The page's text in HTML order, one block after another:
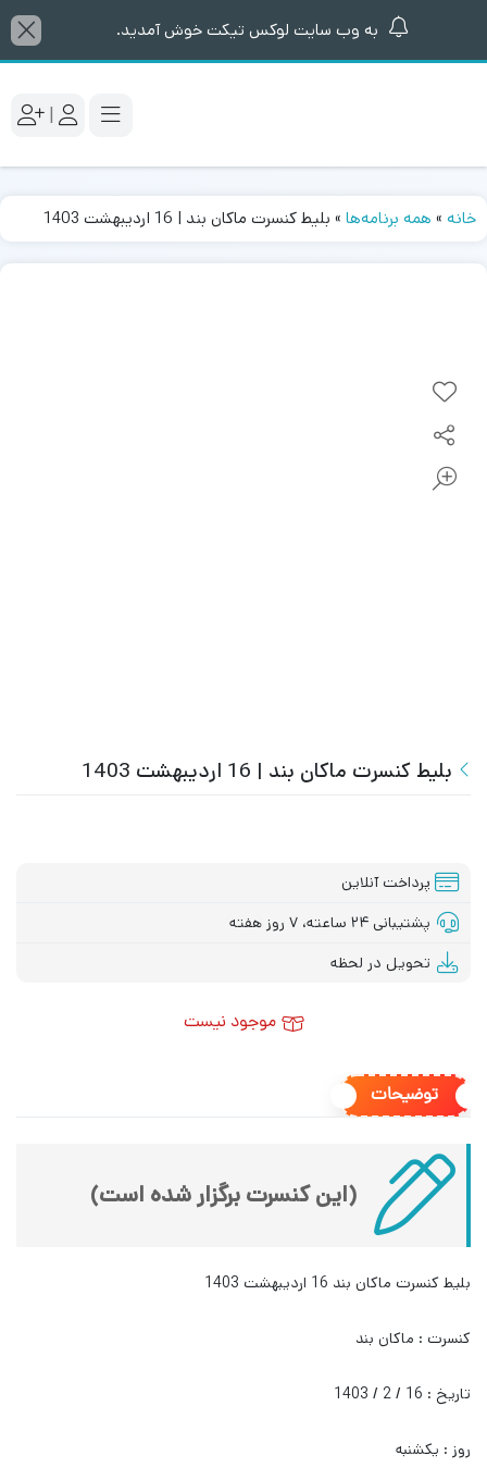
به وب سایت لوکس تیکت خوش آمدید.
|
خانه » همه برنامه‌ها » بلیط کنسرت ماکان بند | 16 اردیبهشت 1403
بلیط کنسرت ماکان بند | 16 اردیبهشت 1403
پرداخت آنلاین
پشتیبانی ۲۴ ساعته، ۷ روز هفته
تحویل در لحظه
موجود نیست
توضیحات
(این کنسرت برگزار شده است)
بلیط کنسرت ماکان بند 16 اردیبهشت 1403
کنسرت : ماکان بند
تاریخ : 16 / 2 / 1403
روز : یکشنبه